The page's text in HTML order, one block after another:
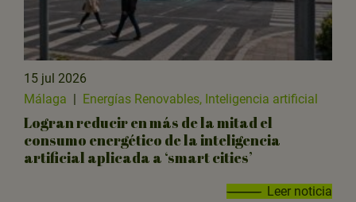
15 jul 2026
Málaga | Energías Renovables, Inteligencia artificial
Logran reducir en más de la mitad el
consumo energético de la inteligencia
artificial aplicada a ‘smart cities’
Leer noticia